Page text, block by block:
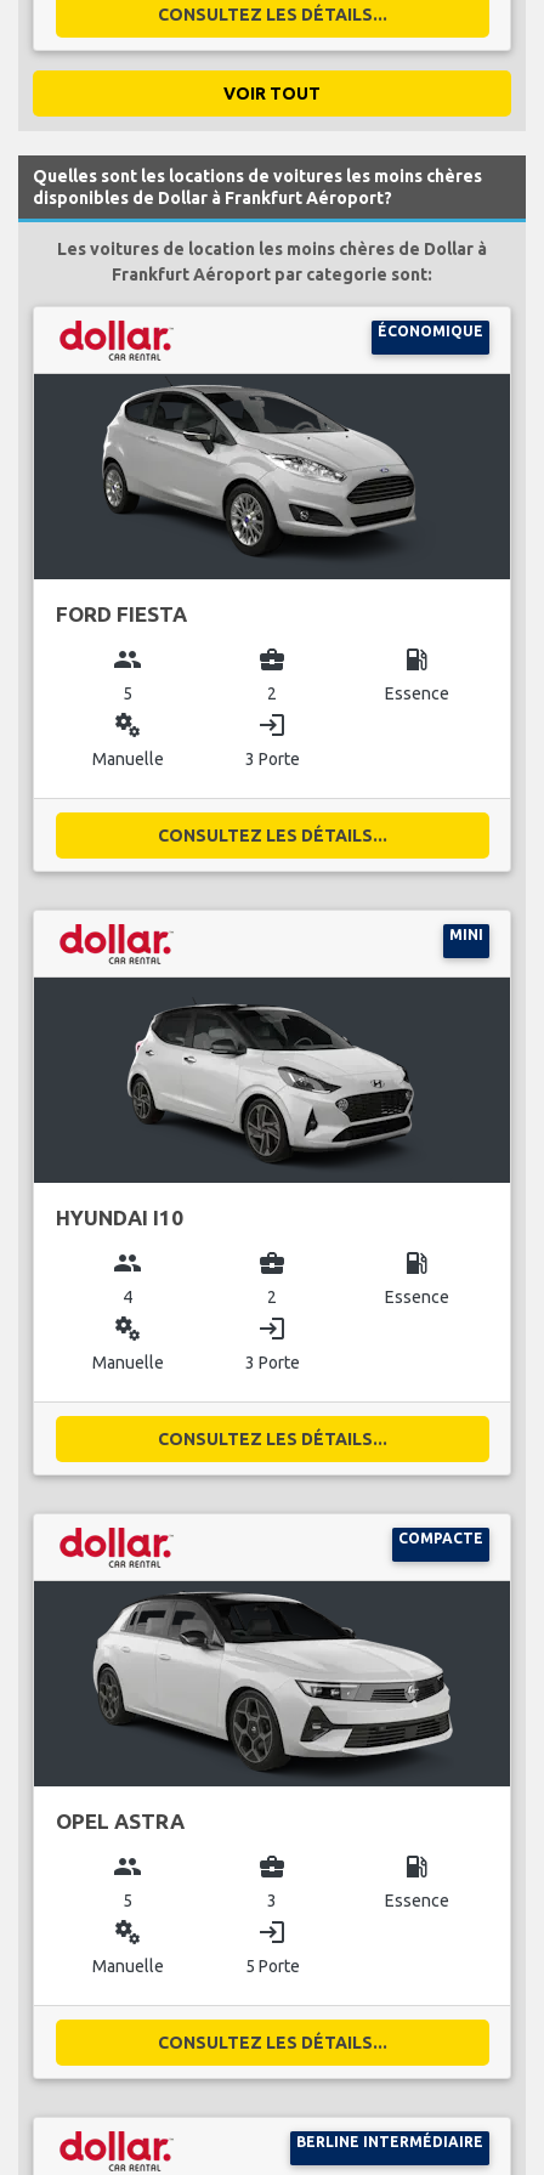
CONSULTEZ LES DÉTAILS...
VOIR TOUT
Quelles sont les locations de voitures les moins chères
disponibles de Dollar à Frankfurt Aéroport?
Les voitures de location les moins chères de Dollar à
Frankfurt Aéroport par categorie sont:
ÉCONOMIQUE
FORD FIESTA
group
5
business_center
2
local_gas_station
Essence
miscellaneous_services
Manuelle
login
3 Porte
CONSULTEZ LES DÉTAILS...
MINI
HYUNDAI I10
group
4
business_center
2
local_gas_station
Essence
miscellaneous_services
Manuelle
login
3 Porte
CONSULTEZ LES DÉTAILS...
COMPACTE
OPEL ASTRA
group
5
business_center
3
local_gas_station
Essence
miscellaneous_services
Manuelle
login
5 Porte
CONSULTEZ LES DÉTAILS...
BERLINE INTERMÉDIAIRE